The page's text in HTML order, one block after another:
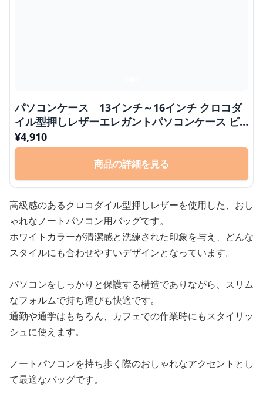
パソコンケース 13インチ～16インチ クロコダ
イル型押しレザーエレガントパソコンケース ビ
ジネス 通勤 商談
¥4,910
商品の詳細を見る
高級感のあるクロコダイル型押しレザーを使用した、おし
ゃれなノートパソコン用バッグです。
ホワイトカラーが清潔感と洗練された印象を与え、どんな
スタイルにも合わせやすいデザインとなっています。
パソコンをしっかりと保護する構造でありながら、スリム
なフォルムで持ち運びも快適です。
通勤や通学はもちろん、カフェでの作業時にもスタイリッ
シュに使えます。
ノートパソコンを持ち歩く際のおしゃれなアクセントとし
て最適なバッグです。